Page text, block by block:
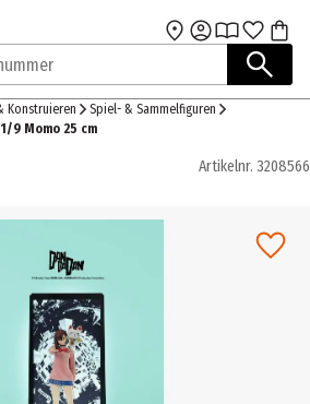
Zum Hauptinhalt
Konstruieren
Spiel- & Sammelfiguren
9 Momo 25 cm
Artikelnr. 3208566